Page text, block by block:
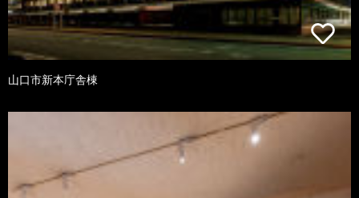
山口市新本庁舎棟